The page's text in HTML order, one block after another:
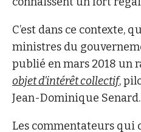
C’est dans ce contexte,
ministres du
publié en mars 2018 un
objet d’intérêt collectif,
Jean-Dominique Senard.
Les commentateurs qui